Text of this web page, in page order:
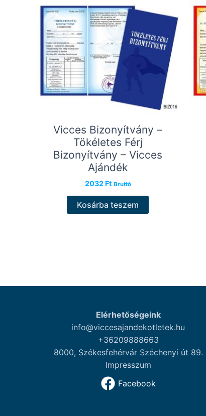
Vicces Bizonyítvány –
Tökéletes Férj
Bizonyítvány – Vicces
Ajándék
2032 Ft Bruttó
Kosárba teszem
Elérhetőségeink
info@viccesajandekotletek.hu
+36209888663
8000, Székesfehérvár Széchenyi út 89.
Impresszum
Facebook